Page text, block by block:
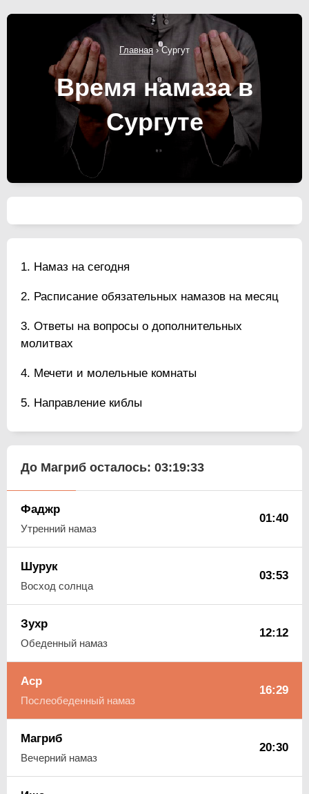
Главная›Сургут
Время намаза в
Сургуте
Намаз на сегодня
Расписание обязательных намазов на месяц
Ответы на вопросы о дополнительных
молитвах
Мечети и молельные комнаты
Направление киблы
До Магриб осталось: 03:19:32
Фаджр
Утренний намаз
01:40
Шурук
Восход солнца
03:53
Зухр
Обеденный намаз
12:12
Аср
Послеобеденный намаз
16:29
Магриб
Вечерний намаз
20:30